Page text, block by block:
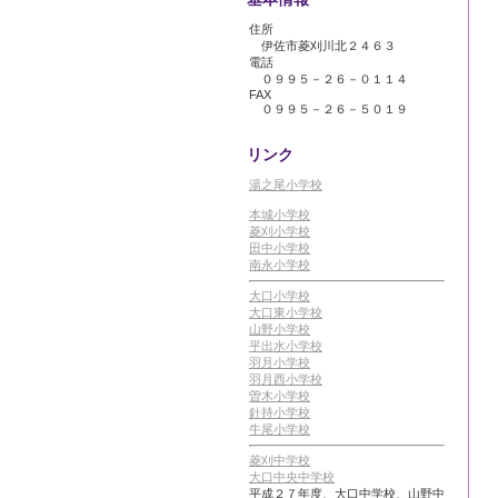
住所
伊佐市菱刈川北２４６３
電話
０９９５－２６－０１１４
FAX
０９９５－２６－５０１９
リンク
湯之尾小学校
本城小学校
菱刈小学校
田中小学校
南永小学校
大口小学校
大口東小学校
山野小学校
平出水小学校
羽月小学校
羽月西小学校
曽木小学校
針持小学校
牛尾小学校
菱刈中学校
大口中央中学校
平成２７年度、大口中学校、山野中